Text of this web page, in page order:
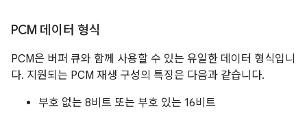
PCM 데이터 형식
PCM은 버퍼 큐와 함께 사용할 수 있는 유일한 데이터 형식입니
다. 지원되는 PCM 재생 구성의 특징은 다음과 같습니다.
부호 없는 8비트 또는 부호 있는 16비트